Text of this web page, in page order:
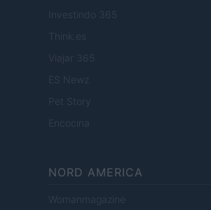
Investindo 365
Think.es
Viajar 365
ES Newz
Pet Story
Encocina
NORD AMERICA
Womanmagazine